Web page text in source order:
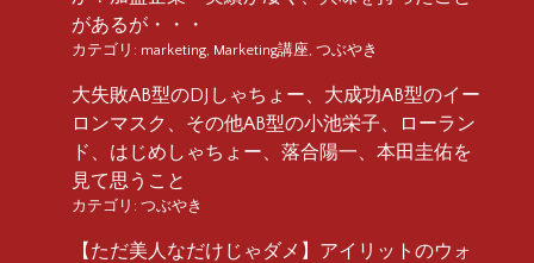
があるが・・・
カテゴリ: marketing, Marketing講座, つぶやき
大失敗AB型のDJしゃちょー、大成功AB型のイー
ロンマスク、その他AB型の小池栄子、ローラン
ド、はじめしゃちょー、落合陽一、本田圭佑を
見て思うこと
カテゴリ: つぶやき
【ただ美人なだけじゃダメ】アイリットのウォ